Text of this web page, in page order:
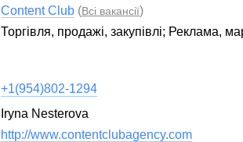
Content Club (Всі вакансії)
Торгівля, продажі, закупівлі; Реклама,
+1(954)802-1294
Iryna Nesterova
http://www.contentclubagency.com